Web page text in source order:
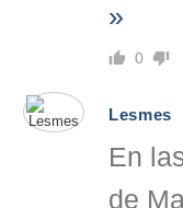
»
0
Lesmes
En
de